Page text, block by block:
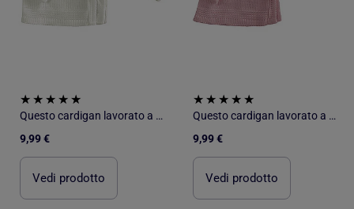
Questo cardigan lavorato a maglia di Les Chatounets
9,99 €
Vedi prodotto
Questo cardigan lavorato a maglia di Les Chatounets
9,99 €
Vedi prodotto